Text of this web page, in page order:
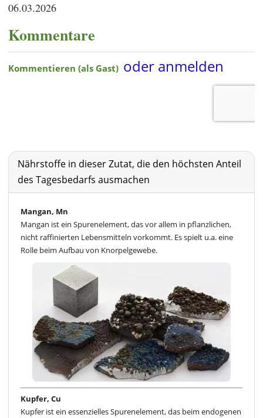
06.03.2026
Kommentare
Nährstoffe in dieser Zutat, die den höchsten Anteil
des Tagesbedarfs ausmachen
Mangan, Mn
Mangan ist ein Spurenelement, das vor allem in pflanzlichen,
nicht raffinierten Lebensmitteln vorkommt. Es spielt u.a. eine
Rolle beim Aufbau von Knorpelgewebe.
Kupfer, Cu
Kupfer ist ein essenzielles Spurenelement, das beim endogenen